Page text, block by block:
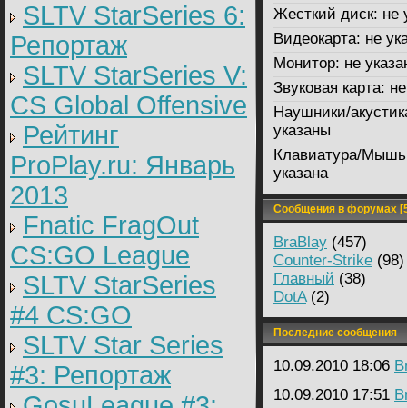
SLTV StarSeries 6:
Репортаж
SLTV StarSeries V:
CS Global Offensive
Рейтинг
ProPlay.ru: Январь
2013
Fnatic FragOut
CS:GO League
SLTV StarSeries
#4 CS:GO
SLTV Star Series
#3: Репортаж
Жесткий диск: не
Видеокарта: не
Монитор: не
Звуковая карта:
Наушники/
указаны
Клавиатура/
указана
Сообщения в форумах
BraBlay (457)
Counter-Strike (98)
Главный (38)
DotA(2)
Последние сообщения
10.09.2010 18:06
10.09.2010 17:51